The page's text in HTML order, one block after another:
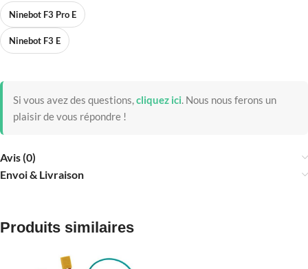
Ninebot F3 Pro E
Ninebot F3 E
Si vous avez des questions,cliquez ici. Nous nous ferons un
plaisir de vous répondre !
Avis (0)
Envoi & Livraison
Produits similaires